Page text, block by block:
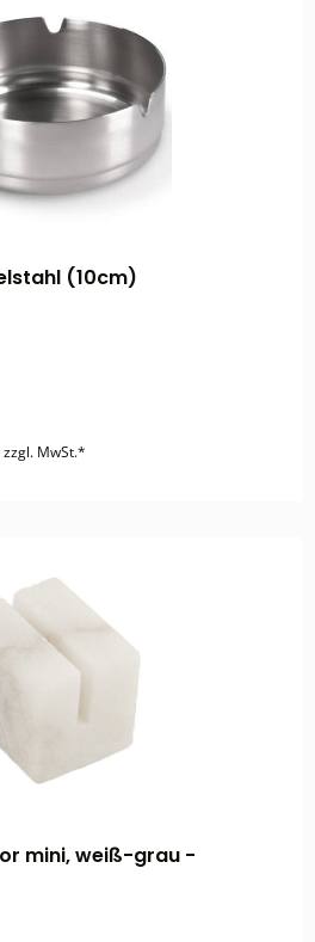
(10cm)
MwSt.*
mini, weiß-grau -